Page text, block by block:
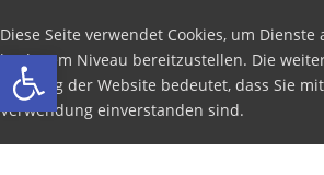
Open toolbar
Diese Seite verwendet Cookies, um Dienste
höchstem Niveau bereitzustellen. Die
Nutzung der Website bedeutet, dass Sie
Verwendung einverstanden sind.